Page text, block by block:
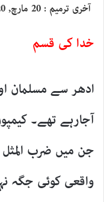
X
آخری ترمیم : 20 مارچ, 2020
خدا کی قسم
ادھر سے مسلمان
آجارہے تھے۔
جن میں ضرب
واقعی کوئی جگہ